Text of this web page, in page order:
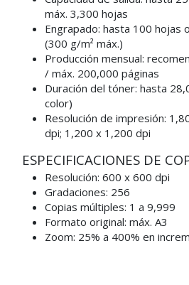
máx. 3,300 hojas
Engrapado: hasta 100 hojas
(300 g/m² máx.)
Producción mensual:
/ máx. 200,000 páginas
Duración del tóner: hasta
color)
Resolución de impresión:
dpi; 1,200 x 1,200 dpi
ESPECIFICACIONES DE
Resolución: 600 x 600 dpi
Gradaciones: 256
Copias múltiples: 1 a 9,999
Formato original: máx. A3
Zoom: 25% a 400% en